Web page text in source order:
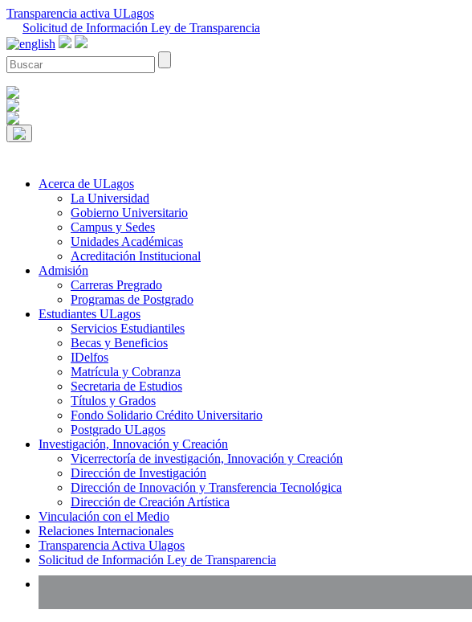
Transparencia activa ULagos
Solicitud de Información Ley de Transparencia
Acerca de ULagos
La Universidad
Gobierno Universitario
Campus y Sedes
Unidades Académicas
Acreditación Institucional
Admisión
Carreras Pregrado
Programas de Postgrado
Estudiantes ULagos
Servicios Estudiantiles
Becas y Beneficios
IDelfos
Matrícula y Cobranza
Secretaria de Estudios
Títulos y Grados
Fondo Solidario Crédito Universitario
Postgrado ULagos
Investigación, Innovación y Creación
Vicerrectoría de investigación, Innovación y Creación
Dirección de Investigación
Dirección de Innovación y Transferencia Tecnológica
Dirección de Creación Artística
Vinculación con el Medio
Relaciones Internacionales
Transparencia Activa Ulagos
Solicitud de Información Ley de Transparencia